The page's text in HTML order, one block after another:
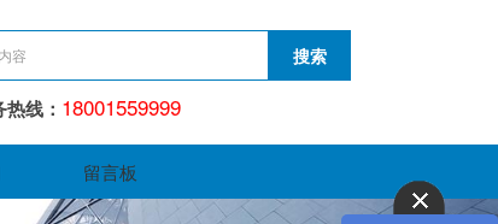
热线： 18001559999
留言板